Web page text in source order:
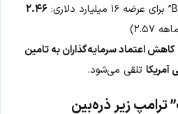
۲.۴۶
کاهش اعتماد سرمایه‌گذاران به تامین
تلقی می‌شود.
ترامپ زیر ذره‌بین